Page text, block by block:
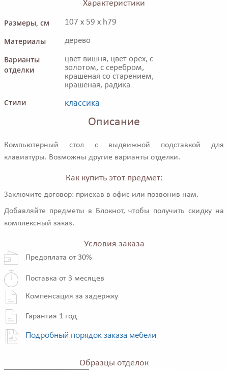
Характеристики
Размеры, см
107 x 59 x h79
Материалы дерево
Варианты
отделки
цвет вишня, цвет орех, с
золотом, с серебром,
крашеная со старением,
крашеная, радика
Стили классика
Описание
Компьютерный стол с выдвижной подставкой для
клавиатуры. Возможны другие варианты отделки.
Как купить этот предмет:
Заключите договор: приехав в офис или позвонив нам.
Добавляйте предметы в Блокнот, чтобы получить скидку на
комплексный заказ.
Условия заказа
Предоплата от 30%
Поставка от 3 месяцев
Компенсация за задержку
Гарантия 1 год
Подробный порядок заказа мебели
Образцы отделок